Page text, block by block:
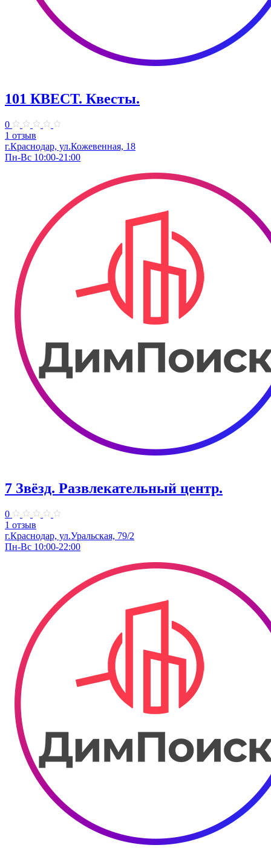
101 КВЕСТ. Квесты.
0
1 отзыв
г.Краснодар, ул.Кожевенная, 18
Пн-Вс 10:00-21:00
7 Звёзд. Развлекательный центр.
0
1 отзыв
г.Краснодар, ул.Уральская, 79/2
Пн-Вс 10:00-22:00